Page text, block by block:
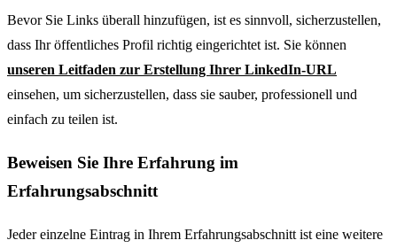
Bevor Sie Links überall hinzufügen, ist es sinnvoll, sicherzustellen,
dass Ihr öffentliches Profil richtig eingerichtet ist. Sie können
unseren Leitfaden zur Erstellung Ihrer LinkedIn-URL
einsehen, um sicherzustellen, dass sie sauber, professionell und
einfach zu teilen ist.
Beweisen Sie Ihre Erfahrung im
Erfahrungsabschnitt
Jeder einzelne Eintrag in Ihrem Erfahrungsabschnitt ist eine weitere